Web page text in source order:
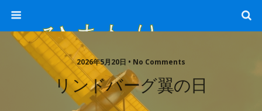
ひまわり畑 sunflower-field
2026年5月20日 • No Comments
リンドバーグ翼の日